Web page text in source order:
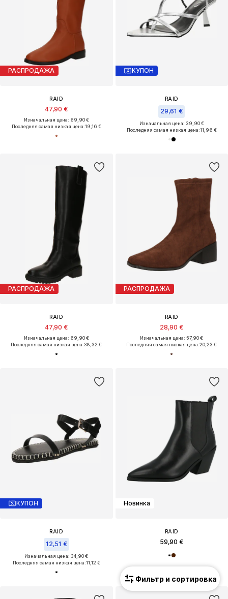
РАСПРОДАЖА
RAID
47,90 €
Изначальная цена: 69,90 €
Последняя самая низкая цена:19,16 €
КУПОН
RAID
29,61 €
Изначальная цена: 39,90 €
Последняя самая низкая цена:11,96 €
РАСПРОДАЖА
RAID
47,90 €
Изначальная цена: 69,90 €
Последняя самая низкая цена:38,32 €
РАСПРОДАЖА
RAID
28,90 €
Изначальная цена: 57,90 €
Последняя самая низкая цена:20,23 €
КУПОН
RAID
12,51 €
Изначальная цена: 34,90 €
Последняя самая низкая цена:11,12 €
Новинка
RAID
59,90 €
Фильтр и сортировка